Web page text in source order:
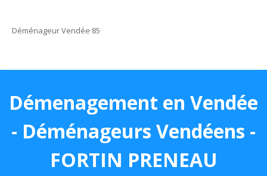
Déménageur Vendée 85
Démenagement en Vendée
- Déménageurs Vendéens -
FORTIN PRENEAU